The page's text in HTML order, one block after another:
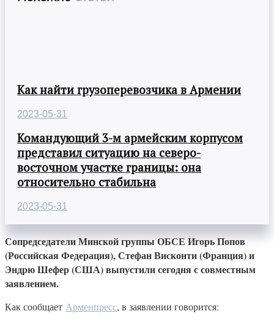
Как найти грузоперевозчика в Армении
2023-05-31
Командующий 3-м армейским корпусом
представил ситуацию на северо-
восточном участке границы: она
относительно стабильна
2023-05-31
Сопредседатели Минской группы ОБСЕ Игорь Попов
(Российская Федерация), Стефан Висконти (Франция) и
Эндрю Шефер (США) выпустили сегодня с совместным
заявлением.
Как сообщает Арменпресс, в заявлении говорится: